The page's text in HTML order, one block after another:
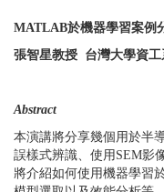
MATLAB於機器學習案例
張智星教授 台灣大學資
Abstract
本演講將分享幾個用於半
誤樣式辨識、使用 SEM影
將介紹如何使用機器學習